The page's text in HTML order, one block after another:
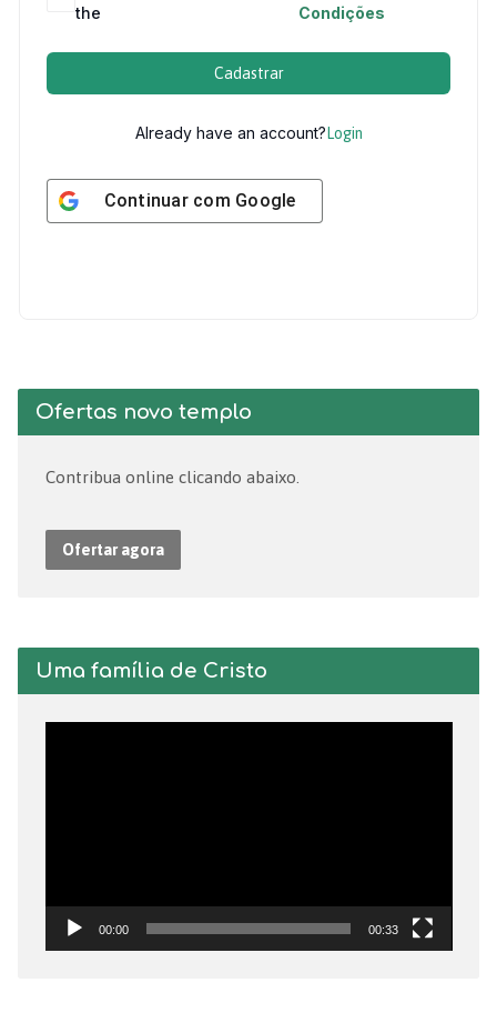
the
Condições
Cadastrar
Already have an account? Login
Continuar com Google
Ofertas novo templo
Contribua online clicando abaixo.
Ofertar agora
Uma família de Cristo
00:00 00:33